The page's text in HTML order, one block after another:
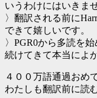
いうわけにはいきま
〉翻訳される前に
できて嬉しいです。
〉PGR0から多読を
続けてきて本当によ
４００万語通過おめ
わたしも翻訳前に読